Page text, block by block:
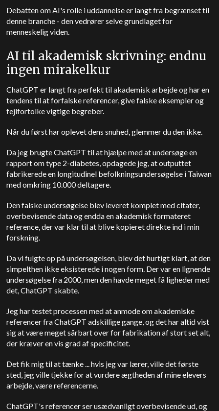
Debatten om AI's rolle i uddannelse er langt fra begrænset til
denne branche - den vedrører selve grundlaget for
menneskelig viden.
AI til akademisk skrivning: endnu
ingen mirakelkur
ChatGPT er langt fra perfekt til akademisk arbejde og har en
tendens til at forfalske referencer, give falske eksempler og
fejlfortolke vigtige begreber.
Når du først har oplevet dens snuhed, glemmer du den ikke.
Da jeg brugte ChatGPT til at hjælpe med at undersøge en
rapport om type 2-diabetes, opdagede jeg, at outputtet
fabrikerede en longitudinel befolkningsundersøgelse i Taiwan
med omkring 10.000 deltagere.
Den falske undersøgelse blev leveret komplet med citater,
overbevisende data og endda en akademisk formateret
reference, der var klar til at blive kopieret direkte ind i min
forskning.
Da vi fulgte op på undersøgelsen, blev det hurtigt klart, at den
simpelthen ikke eksisterede i nogen form. Der var en lignende
undersøgelse fra 2000, men den havde meget få ligheder med
det, ChatGPT skabte.
Jeg har testet processen med at anmode om akademiske
referencer fra ChatGPT adskillige gange, og det har altid vist
sig at være meget sårbart over for fabrikation af stort set alt,
der kræver en vis grad af specificitet.
Det fik mig til at tænke ... hvis jeg var lærer, ville det første
sted, jeg ville tjekke for at vurdere ægtheden af mine elevers
arbejde, være referencerne.
ChatGPT's referencer ser usædvanligt overbevisende ud, og